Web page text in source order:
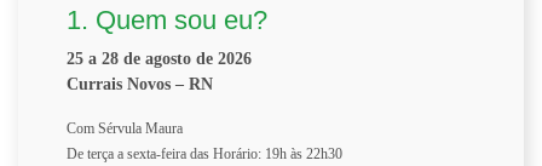
1. Quem sou eu?
25 a 28 de agosto de 2026
Currais Novos – RN
Com Sérvula Maura
De terça a sexta-feira das Horário: 19h às 22h30